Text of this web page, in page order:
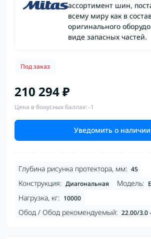
ассортимент шин,
всему миру как в
оригинального
виде запасных частей.
Под заказ
210 294 ₽
Цена в бонусных баллах: -1
Уведомить о наличии
Глубина рисунка протектора, мм: 45
Конструкция: Диагональная Модель:
Нагрузка, кг: 10000
Обод / Обод рекомендуемый: 22.00/3.0